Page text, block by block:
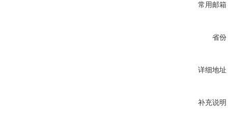
常用邮箱
省份
详细地址
补充说明